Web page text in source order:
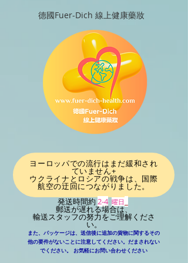
德國Fuer-Dich 線上健康藥妝
ヨーロッパでの流行はまだ緩和され
ていません+
ウクライナとロシアの戦争は、国際
航空の迂回につながりました。
発送時間約 2-4 曜日
郵送が遅れる場合は、
輸送スタッフの努力をご理解くださ
い。
また、パッケージは、送信後に追加の貨物に関するその
他の要件がないことに注意してください。だまされない
でください。
お気軽にお問い合わせください